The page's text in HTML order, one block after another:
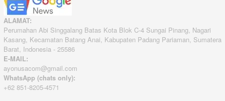
ALAMAT:
Perumahan Abi Singgalang Batas Kota Blok C-4 Sungai Pinang, Nagari
Kasang, Kecamatan Batang Anai, Kabupaten Padang Pariaman, Sumatera
Barat, Indonesia - 25586
E-MAIL:
ayonusacom@gmail.com
WhatsApp (chats only):
+62 851-8205-4571